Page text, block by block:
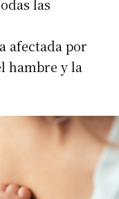
las
afectada por
hambre y la